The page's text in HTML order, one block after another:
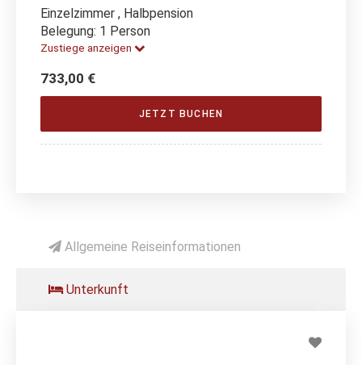
Einzelzimmer , Halbpension
Belegung: 1 Person
Zustiege anzeigen
733,00 €
JETZT BUCHEN
Allgemeine Reiseinformationen
Unterkunft